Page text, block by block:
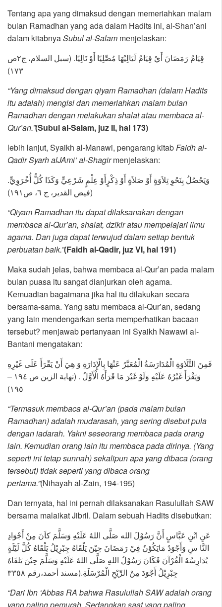
Tentang apa yang dimaksud dengan memeriahkan malam
bulan Ramadhan yang ada dalam Hadits ini, al-Shan’ani
dalam kitabnyaSubul al-Salam menjelaskan:
قِيَامُ رَمَضَانَ أَيْ قِيَامُ لَيَالِيْهَا مُصِّلِيًا أَوْ تَالِيًا. (سبل السلام، ج٢ص
١٧٣)
“Yang dimaksud dengan qiyam Ramadhan (dalam Hadits
itu adalah) mengisi dan memeriahkan malam bulan
Ramadhan dengan melakukan shalat atau membaca al-
Qur’an.”(Subul al-Salam, juz II, hal 173)
lebih lanjut, Syaikh al-Manawi, pengarang kitabFaidh al-
Qadir Syarh alJAmi’ al-Shagirmenjelaskan:
وَيَحْصُلُ بِنَحْوِ تِلاَوَةٍ أَوْ صَلاَةٍ أَوْ ذِكْرٍأَوْ عِلْمٍ شَرْعِيٍّ وَكَذَا كُلُّ أُخْرَوِيٍّ.
(فيض القدير، ج ٦، ص١٩١)
“Qiyam Ramadhan itu dapat dilaksanakan dengan
membaca al-Qur’an, shalat, dzikir atau mempelajari ilmu
agama. Dan juga dapat terwujud dalam setiap bentuk
perbuatan baik.”(Faidh al-Qadir, juz VI, hal 191)
Maka sudah jelas, bahwa membaca al-Qur’an pada malam
bulan puasa itu sangat dianjurkan oleh agama.
Kemuadian bagaimana jika hal itu dilakukan secara
bersama-sama. Yang satu membaca al-Qur’an, sedang
yang lain mendengarkan serta memperhatikan bacaan
tersebut? menjawab pertanyaan ini Syaikh Nawawi al-
Bantani mengatakan:
فَمِنَ التَّلَاوَةِ الْمُدَارَسَةُ الْمُعَبَّرُ عَنْهَا بِالْإِدَارَةِ وَ هِيَ أَنْ يَقْرَأَ عَلَى غَيْرِهِ
وَيَقْرَأَ غَيْرُهُ عَلَيْهِ وَلَوْ غَيْرَ مَا قَرَأَهُ الْأَوَّلُ . (نهاية الزين ص ١٩٤ –
١٩٥)
“Termasuk membaca al-Qur’an (pada malam bulan
Ramadhan) adalah mudarasah, yang sering disebut pula
dengan iadarah. Yakni seseorang membaca pada orang
lain. Kemudian orang lain itu membaca pada dirinya. (Yang
seperti ini tetap sunnah) sekalipun apa yang dibaca (orang
tersebut) tidak seperti yang dibaca orang
pertama.”(Nihayah al-Zain, 194-195)
Dan ternyata, hal ini pernah dilaksanakan Rasulullah SAW
bersama malaikat Jibril. Dalam sebuah Hadits disebutkan:
عَنِ ابْنِ عَبَّاسٍ أَنَّ رَسُوْلَ الله صَلَّى اللهُ عَلَيْهِ وَسَلَّمَ كاَنَ مِنْ أَجْوَادِ
النَّا سِ وَأَجْوَدُ مَايَكُوْنُ فِيْ رَمَضَانَ حِيْنَ يَلْقَاهُ جِبْرِيْلُ يَلْقَاهُ كُلَّ لَيْلَةٍ
يُدَارِسُهُ الْقُرْآنَ فَكَانَ رَسُوْلُ اللهِ صَلَّى اللهُ عَلَيْهِ وَسَلَّمَ حِيْنَ يَلقَاهُ
جِبْرِيْلُ أَجْوَدَ مِنْ الرِّيْحِ الْمُرْسَلَةِ.(مسند أحمد،رقم ٣٣٥٨
“Dari Ibn ‘Abbas RA bahwa Rasulullah SAW adalah orang